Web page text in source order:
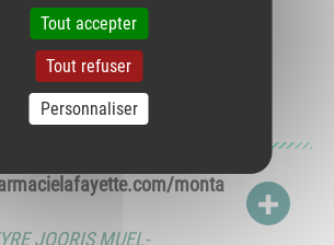
PATRICK NZISABIRA
,NOUR LHAMIDI
87000 LIMOGES - Vienne
AQUITAINE
monta
JOORIS MUEL-
Tout accepter
Tout refuser
Personnaliser